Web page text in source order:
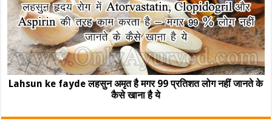
Lahsun ke fayde लहसुन अमृत है मगर 99 प्रतिशत लोग नहीं जानते के
कैसे खाना है ये